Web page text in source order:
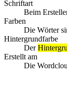
Schriftart
Beim
Farben
Die Wörter
Hintergrundfarbe
Der
Erstellt am
Die